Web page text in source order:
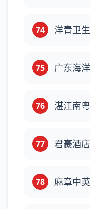
74 洋青卫
75 广东海
76 湛江南
77 君豪酒店
78 麻章中